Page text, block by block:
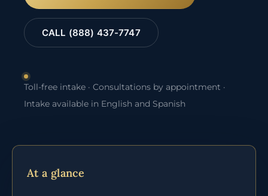
CALL (888) 437-7747
Toll-free intake · Consultations by appointment ·
Intake available in English and Spanish
At a glance